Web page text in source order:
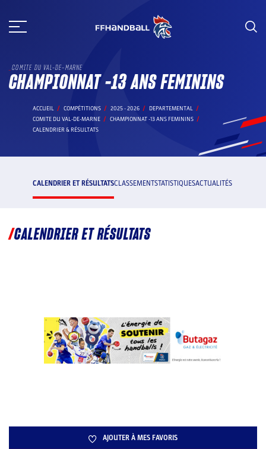
au
COMITE DU VAL-DE-MARNE
CHAMPIONNAT -13 ANS FEMININS
ACCUEIL COMPÉTITIONS 2025 - 2026
DEPARTEMENTAL
COMITE DU VAL-DE-MARNE
CHAMPIONNAT -13 ANS FEMININS
CALENDRIER & RÉSULTATS
CALENDRIER ET RÉSULTATSCLASSEMENTSTATISTIQUESACTUALITÉS
CALENDRIER ET RÉSULTATS
AJOUTER À MES FAVORIS